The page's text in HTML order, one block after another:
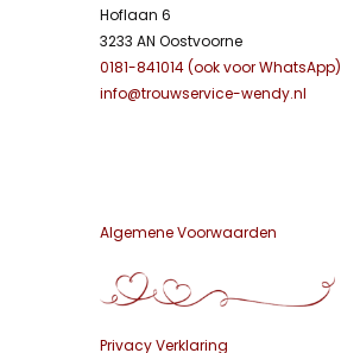
Hoflaan 6
3233 AN Oostvoorne
0181-841014 (ook voor WhatsApp)
info@trouwservice-wendy.nl
Algemene Voorwaarden
Privacy Verklaring